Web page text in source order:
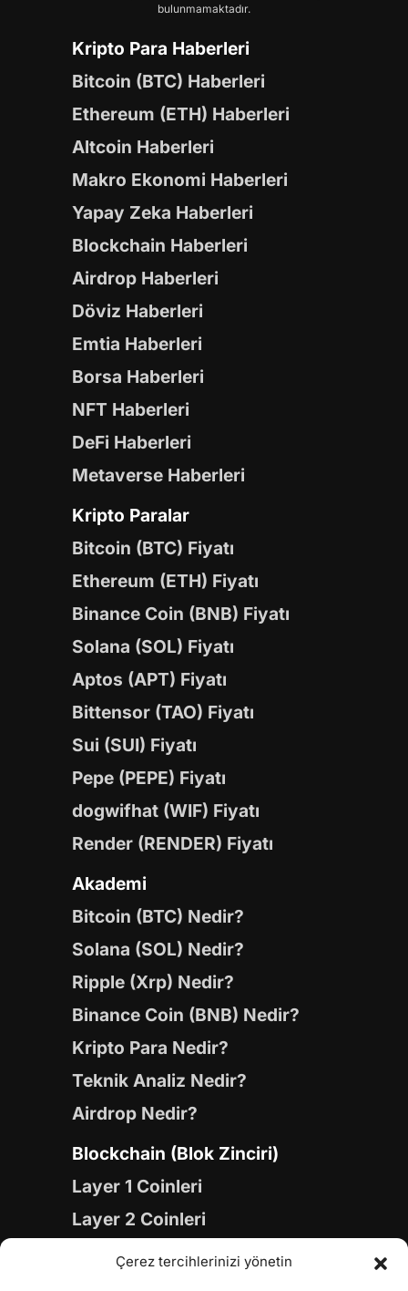
Çerez tercihlerinizi yönetin
bulunmamaktadır.
Kripto Para Haberleri
Bitcoin (BTC) Haberleri
Ethereum (ETH) Haberleri
Altcoin Haberleri
Makro Ekonomi Haberleri
Yapay Zeka Haberleri
Blockchain Haberleri
Airdrop Haberleri
Döviz Haberleri
Emtia Haberleri
Borsa Haberleri
NFT Haberleri
DeFi Haberleri
Metaverse Haberleri
Kripto Paralar
Bitcoin (BTC) Fiyatı
Ethereum (ETH) Fiyatı
Binance Coin (BNB) Fiyatı
Solana (SOL) Fiyatı
Aptos (APT) Fiyatı
Bittensor (TAO) Fiyatı
Sui (SUI) Fiyatı
Pepe (PEPE) Fiyatı
dogwifhat (WIF) Fiyatı
Render (RENDER) Fiyatı
Akademi
Bitcoin (BTC) Nedir?
Solana (SOL) Nedir?
Ripple (Xrp) Nedir?
Binance Coin (BNB) Nedir?
Kripto Para Nedir?
Teknik Analiz Nedir?
Airdrop Nedir?
Blockchain (Blok Zinciri)
Layer 1 Coinleri
Layer 2 Coinleri
Yapay Zeka (AI) Coinleri